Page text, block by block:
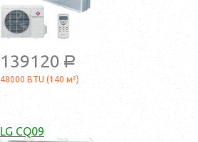
139120 a
48000 BTU (140 м²)
LG CQ09